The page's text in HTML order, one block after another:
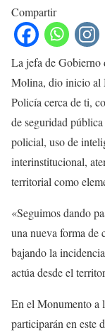
Compartir
La jefa de Gobierno
Molina, dio inicio al
Policía cerca de ti,
de seguridad
policial, uso de
interinstitucional,
territorial como
«Seguimos dando
una nueva forma de
bajando la
actúa desde el
En el Monumento a
participarán en este